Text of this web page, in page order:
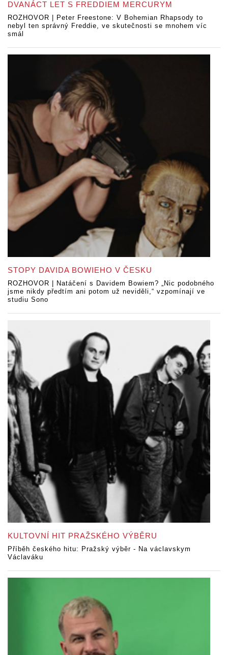
DVANÁCT LET S FREDDIEM MERCURYM
ROZHOVOR | Peter Freestone: V Bohemian Rhapsody to
nebyl ten správný Freddie, ve skutečnosti se mnohem víc
smál
STOPY DAVIDA BOWIEHO V ČESKU
ROZHOVOR | Natáčení s Davidem Bowiem? „Nic podobného
jsme nikdy předtím ani potom už neviděli,“ vzpomínají ve
studiu Sono
KULTOVNÍ HIT PRAŽSKÉHO VÝBĚRU
Příběh českého hitu: Pražský výběr - Na václavskym
Václaváku